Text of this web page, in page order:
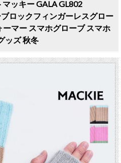
g
t
ッキー GALA GL802
ロックフィンガーレスグロー
マー スマホグローブ スマホ
ッズ 秋冬